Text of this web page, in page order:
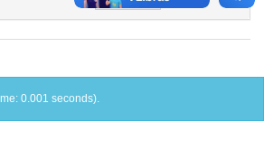
0.001 seconds).